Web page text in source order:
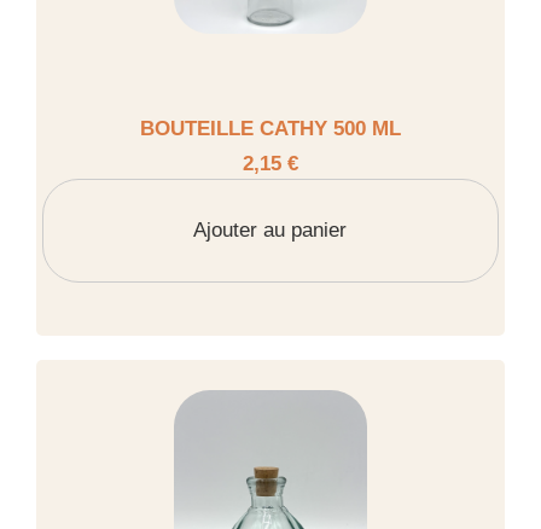
BOUTEILLE CATHY 500 ML
2,15 €
Ajouter au panier